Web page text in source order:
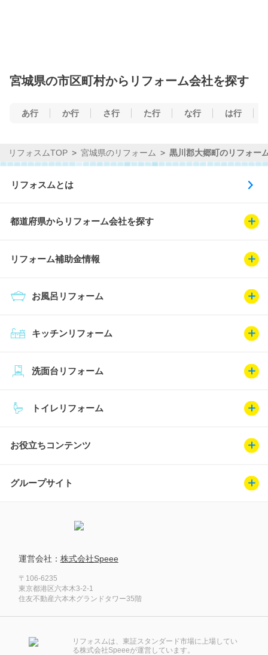
宮城県の市区町村からリフォーム会社を探す
あ行 か行 さ行 た行 な行 は行
リフォスムTOP 宮城県のリフォーム 黒川郡大郷町のリフォー
リフォスムとは
都道府県からリフォーム会社を探す
リフォーム補助金情報
キッチンリフォーム
お風呂リフォーム
トイレリフォーム
洗面台リフォーム
お役立ちコンテンツ
グループサイト
運営会社： 株式会社Speee
〒106-6235
東京都港区六本木3-2-1
住友不動産六本木グランドタワー35階
リフォスムは、東証スタンダード市場に上場してい
る株式会社Speeeが運営しています。